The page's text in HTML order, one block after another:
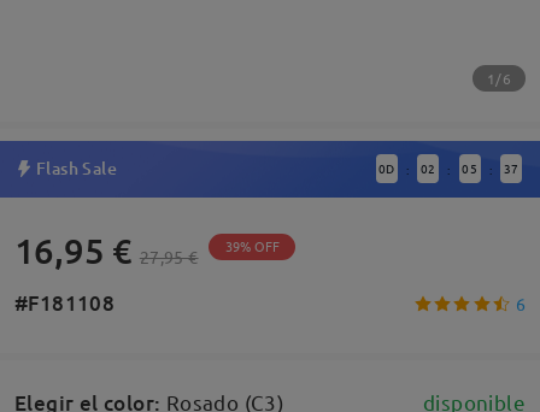
1/6
Flash Sale 0D : 02 : 05 : 36
16,95 € 27,95 € 39% OFF
#F181108 6
Elegir el color: Rosado (C3) disponible